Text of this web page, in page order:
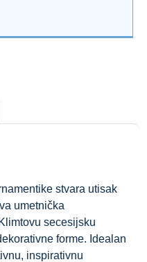
stvara utisak
umetnička
secesijsku
forme. Idealan
inspirativnu